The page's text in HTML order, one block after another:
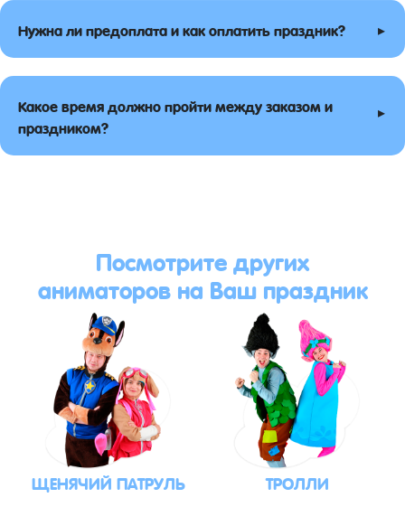
Нужна ли предоплата и как оплатить праздник? ▸
Какое время должно пройти между заказом и
праздником?
▸
Посмотрите других
аниматоров на Ваш праздник
ЩЕНЯЧИЙ ПАТРУЛЬ ТРОЛЛИ